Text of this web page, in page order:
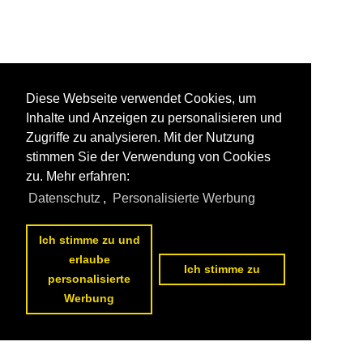
Diese Webseite verwendet Cookies, um
Inhalte und Anzeigen zu personalisieren und
Zugriffe zu analysieren. Mit der Nutzung
stimmen Sie der Verwendung von Cookies
zu. Mehr erfahren:
Datenschutz , Personalisierte Werbung
Ich stimme zu und
erlaube
personalisierte
Werbung
Ich stimme zu